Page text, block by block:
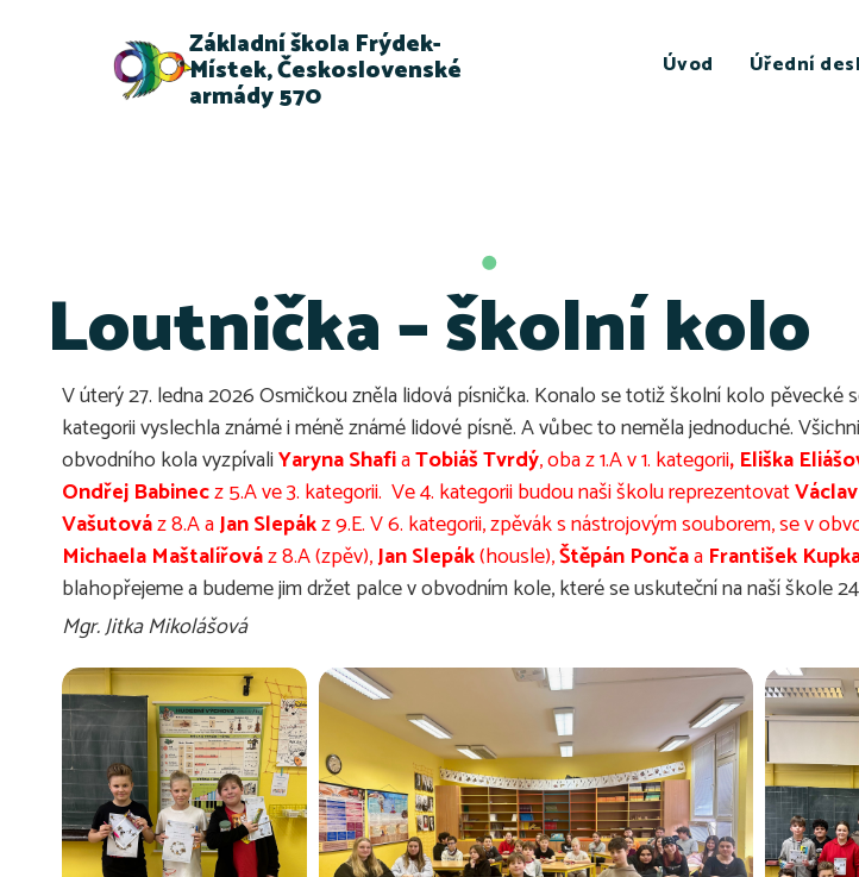
Základní škola Frýdek-
Místek, Československé
armády 570
Úvod Úřední
Loutnička – školní kolo
V úterý 27. ledna 2026 Osmičkou zněla lidová písnička. Konalo se totiž školní kolo pěvecké
kategorii vyslechla známé i méně známé lidové písně. A vůbec to neměla jednoduché.
obvodního kola vyzpívaliYaryna ShafiaTobiáš Tvrdý, oba z 1.A v 1. kategorii, Eliška
Ondřej Babinecz 5.A ve 3. kategorii. Ve 4. kategorii budou naši školu reprezentovat
Vašutováz 8.A aJan Slepákz 9.E. V 6. kategorii, zpěvák s nástrojovým souborem, se v
Michaela Maštalířováz 8.A (zpěv),Jan Slepák(housle),Štěpán Pončaa František
blahopřejeme a budeme jim držet palce v obvodním kole, které se uskuteční na naší škole
Mgr. Jitka Mikolášová